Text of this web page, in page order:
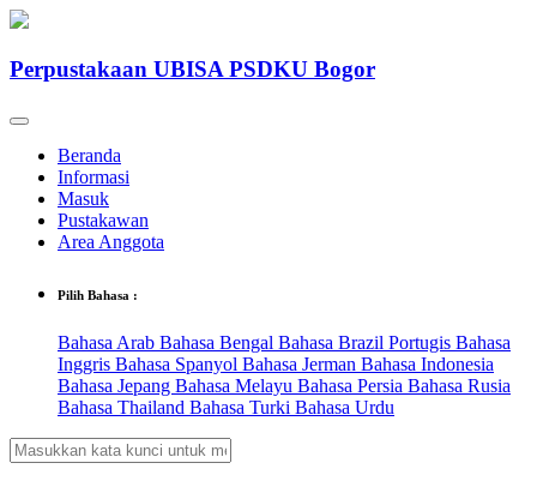
Perpustakaan UBISA PSDKU Bogor
Beranda
Informasi
Masuk
Pustakawan
Area Anggota
Pilih Bahasa :
Bahasa Arab Bahasa Bengal Bahasa Brazil Portugis Bahasa
Inggris Bahasa Spanyol Bahasa Jerman Bahasa Indonesia
Bahasa Jepang Bahasa Melayu Bahasa Persia Bahasa Rusia
Bahasa Thailand Bahasa Turki Bahasa Urdu